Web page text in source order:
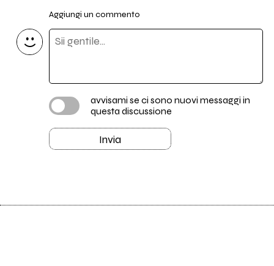
Aggiungi un commento
avvisami se ci sono nuovi messaggi in
questa discussione
Invia